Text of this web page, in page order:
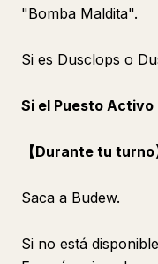
"Bomba Maldita".
Si es Dusclops o
Si el Puesto
【Durante tu turno
Saca a Budew.
Si no está